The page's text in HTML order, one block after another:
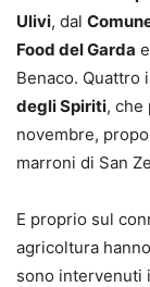
Ulivi, dal
Food del Garda
Benaco. Quattro
degli Spiriti, che
novembre,
marroni di San
E proprio sul
agricoltura
sono intervenuti